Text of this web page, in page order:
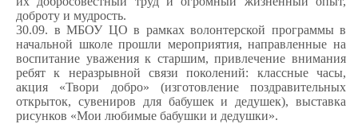
доброту и мудрость.
30.09. в МБОУ ЦО в рамках волонтерской программы в
начальной школе прошли мероприятия, направленные на
воспитание уважения к старшим, привлечение внимания
ребят к неразрывной связи поколений: классные часы,
акция «Твори добро» (изготовление поздравительных
открыток, сувениров для бабушек и дедушек), выставка
рисунков «Мои любимые бабушки и дедушки».